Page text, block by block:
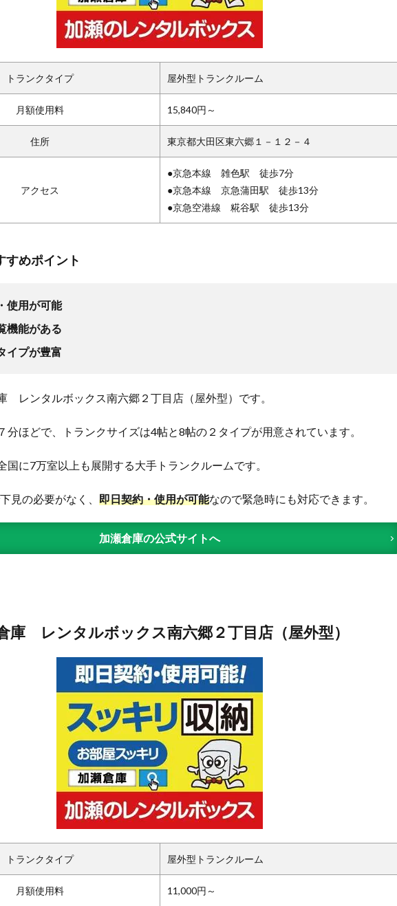
トランクタイプ 屋外型トランクルーム
月額使用料 15,840円～
住所 東京都大田区東六郷１－１２－４
アクセス
●京急本線 雑色駅 徒歩7分
●京急本線 京急蒲田駅 徒歩13分
●京急空港線 糀谷駅 徒歩13分
すめポイント
使用が可能
機能がある
イプが豊富
レンタルボックス南六郷２丁目店（屋外型）です。
分ほどで、トランクサイズは4帖と8帖の２タイプが用意されています。
国に7万室以上も展開する大手トランクルームです。
見の必要がなく、 即日契約・使用が可能なので緊急時にも対応できます。
加瀬倉庫の公式サイトへ
庫 レンタルボックス南六郷２丁目店（屋外型）
トランクタイプ 屋外型トランクルーム
月額使用料 11,000円～